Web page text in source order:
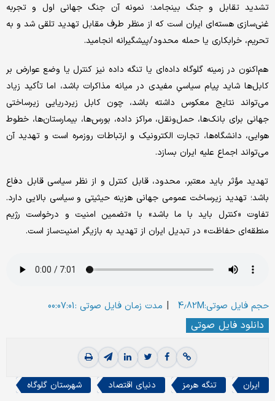
تشدید تقابل و جنگ بینجامد؛ نمونه آن جنگ جهانی اول و تجربه
غنی‌سازی هسته‌ای ایران است که از منظر طرف مقابل تهدید تلقی شد و به
تحریم، خرابکاری یا حمله محدود/پیشگیرانه انجامید.
هم‌اکنون در زمینه گلوگاه داده‌ای یا تنگه داده نیز کنترل یا وضع عوارض بر
کابل‌ها شاید پیام سیاسیِ مفیدی در میانه مذاکرات باشد، اما تأکید زیاد
می‌تواند نتایج معکوس داشته باشد، چون کابل زیردریایی زیرساختی
جهانی برای بانک‌ها، حمل‌ونقل، مراکز داده، بورس‌ها، بیمارستان‌ها، خطوط
هوایی، دانشگاه‌ها، تجارت الکترونیک و ارتباطات روزمره است و تهدید آن
می‌تواند اجماع علیه ایران بسازد.
تهدید مؤثر باید معتبر، محدود، قابل کنترل و از نظر سیاسی قابل دفاع
باشد؛ تهدید زیرساخت عمومی جهانی هزینه حیثیتی و سیاسی بالایی دارد.
تفاوت «کنترل باید با ما باشد» با «تضمین امنیت و درخواست رژیم
منطقه‌ای حفاظت» در تبدیل ایران از تهدید به بازیگر امنیت‌ساز است.
حجم فایل صوتی:4.82M | مدت زمان فایل صوتی :00:07:01
دانلود فایل صوتی
ایران تنگه هرمز دنیای اقتصاد شهرستان گلوگاه